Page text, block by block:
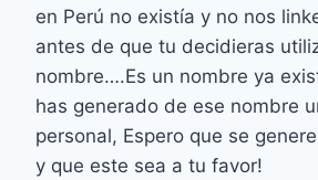
en Perú no existía y no nos
antes de que tu decidieras
nombre….Es un nombre ya
has generado de ese nombre
personal, Espero que se
y que este sea a tu favor!